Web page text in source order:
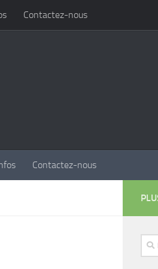
Contactez-nous
Contactez-nous